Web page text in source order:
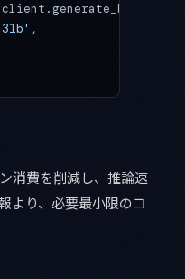
client.generate_batch(
,
消費を削減し、推論速
より、必要最小限のコ